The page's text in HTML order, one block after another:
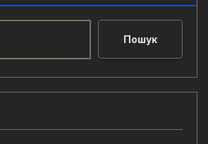
Пошук